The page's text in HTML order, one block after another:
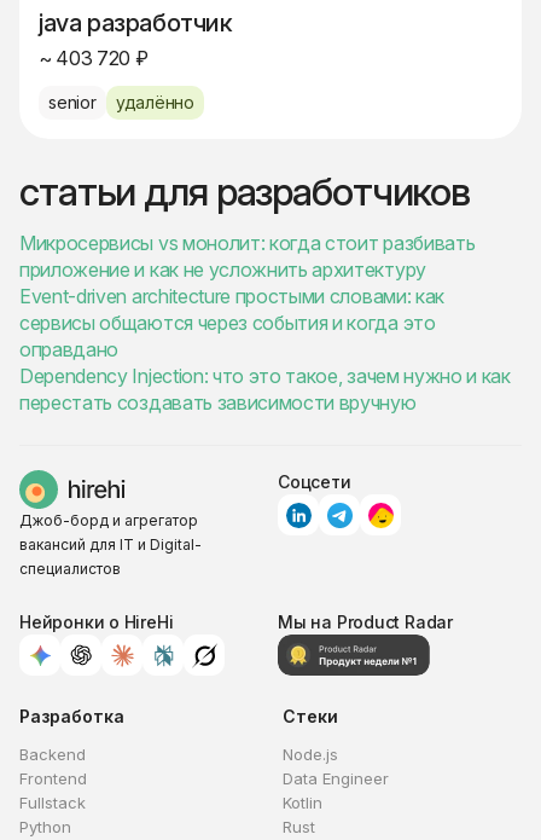
java разработчик
~ 403 720 ₽
senior удалённо
статьи для разработчиков
Микросервисы vs монолит: когда стоит разбивать
приложение и как не усложнить архитектуру
Event-driven architecture простыми словами: как
сервисы общаются через события и когда это
оправдано
Dependency Injection: что это такое, зачем нужно и как
перестать создавать зависимости вручную
Джоб-борд и агрегатор
вакансий для IT и Digital-
специалистов
Соцсети
Нейронки о HireHi Мы на Product Radar
Разработка
Backend
Frontend
Fullstack
Python
Стеки
Node.js
Data Engineer
Kotlin
Rust